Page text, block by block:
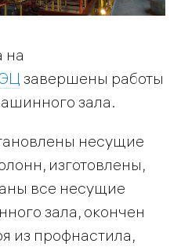
на
завершены работы
зала.
несущие
изготовлены,
все несущие
зала, окончен
из профнастила,